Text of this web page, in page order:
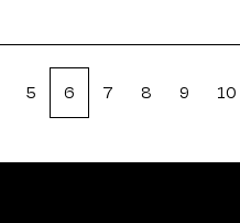
5 6 7 8 9 10